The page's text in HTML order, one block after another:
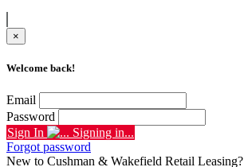
×
Welcome back!
Email
Password
Sign In
Signing in...
Forgot password
New to Cushman & Wakefield Retail Leasing?